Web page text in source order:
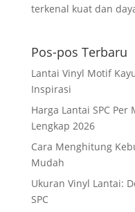
terkenal kuat dan
Pos-pos Terbaru
Lantai Vinyl Motif
Inspirasi
Harga Lantai SPC
Lengkap 2026
Cara Menghitung
Mudah
Ukuran Vinyl Lantai:
SPC